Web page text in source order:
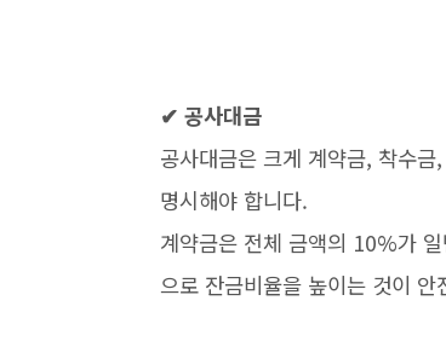
✔ 공사대금
공사대금은 크게 계약금, 착수
명시해야 합니다.
계약금은 전체 금액의 10%가
으로 잔금비율을 높이는 것이 안